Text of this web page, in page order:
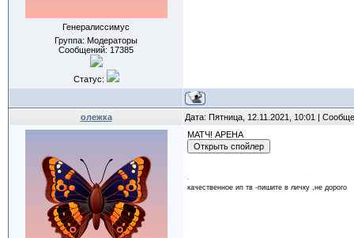
Генералиссимус
Группа: Модераторы
Сообщений: 17385
Статус:
олежка Дата: Пятница, 12.11.2021, 10:01 |
МАТЧ! АРЕНА
качественное ип тв -пишите в личку ,не дорого